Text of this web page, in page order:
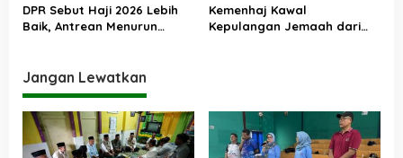
DPR Sebut Haji 2026 Lebih
Baik, Antrean Menurun
Kemenhaj Kawal
Kepulangan Jemaah dari
Jangan Lewatkan